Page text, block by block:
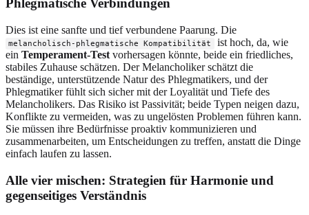
Phlegmatische Verbindungen
Dies ist eine sanfte und tief verbundene Paarung. Die
melancholisch-phlegmatische Kompatibilität
ist hoch, da, wie
ein Temperament-Test vorhersagen könnte, beide ein friedliches,
stabiles Zuhause schätzen. Der Melancholiker schätzt die
beständige, unterstützende Natur des Phlegmatikers, und der
Phlegmatiker fühlt sich sicher mit der Loyalität und Tiefe des
Melancholikers. Das Risiko ist Passivität; beide Typen neigen dazu,
Konflikte zu vermeiden, was zu ungelösten Problemen führen kann.
Sie müssen ihre Bedürfnisse proaktiv kommunizieren und
zusammenarbeiten, um Entscheidungen zu treffen, anstatt die Dinge
einfach laufen zu lassen.
Alle vier mischen: Strategien für Harmonie und
gegenseitiges Verständnis